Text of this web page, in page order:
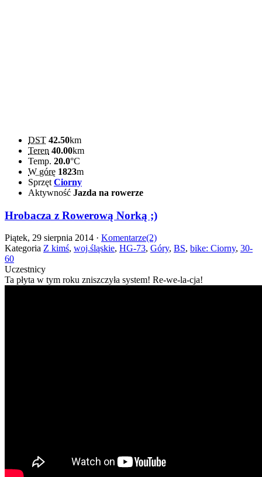
DST 42.50km
Teren 40.00km
Temp. 20.0°C
W górę 1823m
Sprzęt Ciorny
Aktywność Jazda na rowerze
Hrobacza z Rowerową Norką ;)
Piątek, 29 sierpnia 2014 · Komentarze(2)
Kategoria Z kimś, woj.śląskie, HG-73, Góry, BS, bike: Ciorny, 30-
60
Uczestnicy
Ta płyta w tym roku zniszczyła system! Re-we-la-cja!